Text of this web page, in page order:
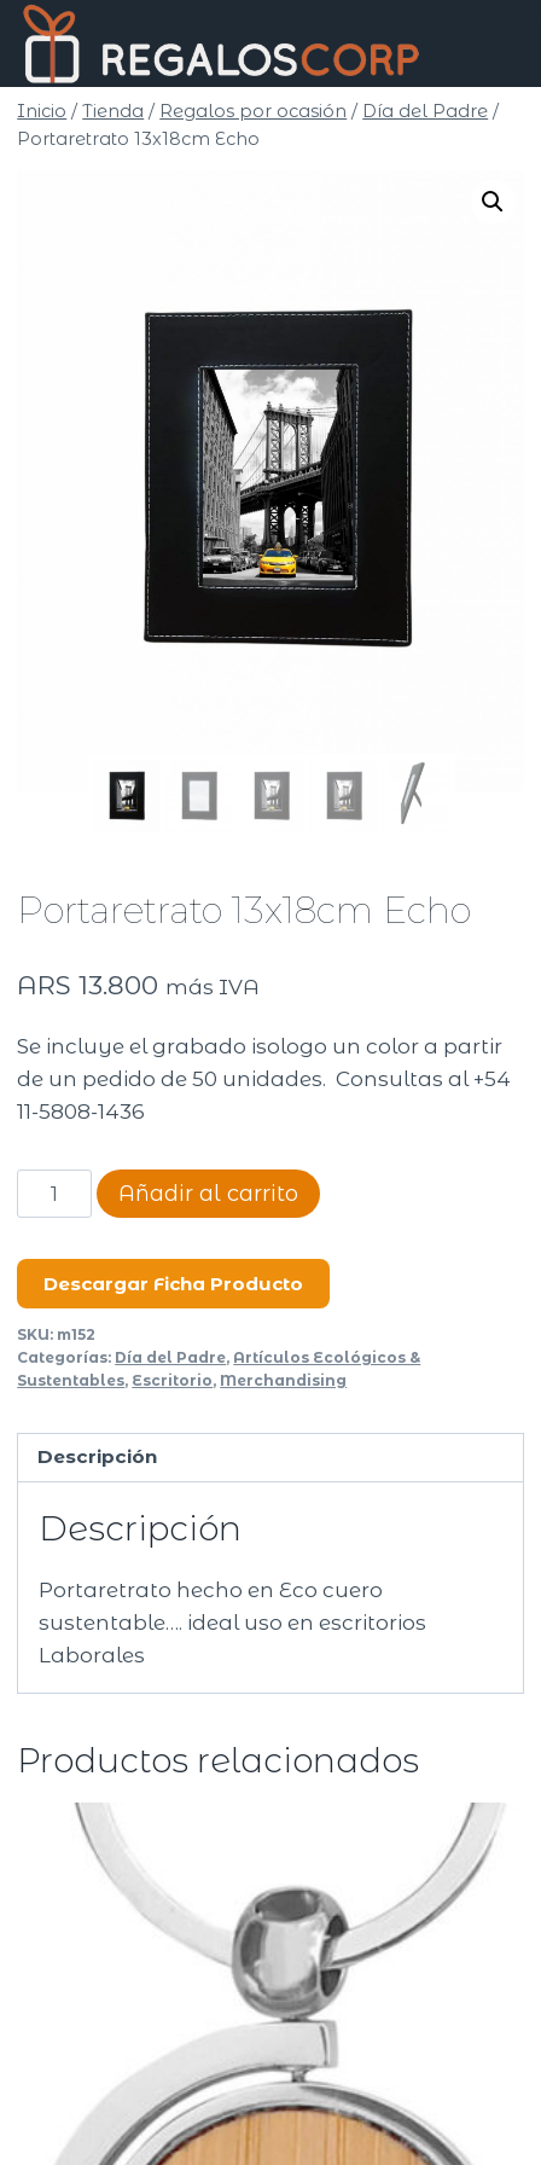
Saltar
contenido
Inicio / Tienda / Regalos por ocasión / Día del Padre /
Portaretrato 13x18cm Echo
Portaretrato 13x18cm Echo
ARS 13.800 más IVA
Se incluye el grabado isologo un color a partir
de un pedido de 50 unidades. Consultas al +54
11-5808-1436
Portaretrato
13x18cm
cantidad
Añadir al carrito
Descargar Ficha Producto
SKU: m152
Categorías: Día del Padre, Artículos Ecológicos &
Sustentables, Escritorio, Merchandising
Descripción
Descripción
Portaretrato hecho en Eco cuero
sustentable…. ideal uso en escritorios
Laborales
Productos relacionados